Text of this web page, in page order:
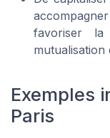
favoriser
mutualisation
Exemples
Paris